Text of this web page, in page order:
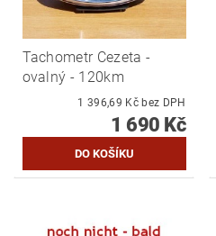
Tachometr Cezeta -
ovalný - 120km
1 396,69 Kč bez DPH
1 690 Kč